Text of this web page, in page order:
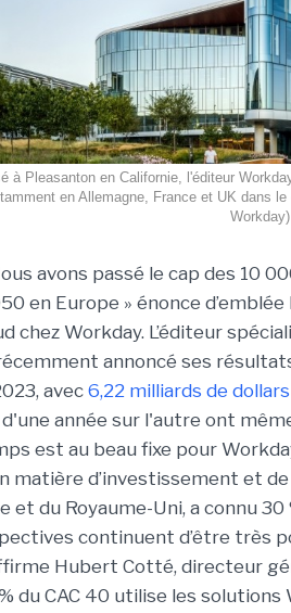
à Pleasanton en Californie, l'éditeur
en Allemagne, France et UK dans
Workday)
avons passé le cap des 10
en Europe » énonce
chez Workday. L’éditeur
annoncé ses
avec 6,22 milliards de
année sur l'autre ont
est au beau fixe pour
matière d’investissement et
et du Royaume-Uni, a connu
continuent d’être très
Hubert Cotté, directeur
du CAC 40 utilise les